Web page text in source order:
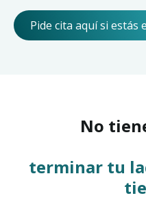
Pide cita aquí si estás
No
terminar tu